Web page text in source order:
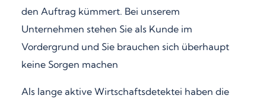
den Auftrag kümmert. Bei unserem
Unternehmen stehen Sie als Kunde im
Vordergrund und Sie brauchen sich überhaupt
keine Sorgen machen
Als lange aktive Wirtschaftsdetektei haben die